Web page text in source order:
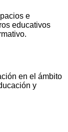
e
educativos
en el ámbito
y